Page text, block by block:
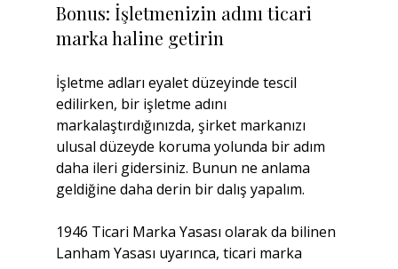
Bonus: İşletmenizin adını ticari
marka haline getirin
İşletme adları eyalet düzeyinde tescil
edilirken, bir işletme adını
markalaştırdığınızda, şirket markanızı
ulusal düzeyde koruma yolunda bir adım
daha ileri gidersiniz. Bunun ne anlama
geldiğine daha derin bir dalış yapalım.
1946 Ticari Marka Yasası olarak da bilinen
Lanham Yasası uyarınca, ticari marka